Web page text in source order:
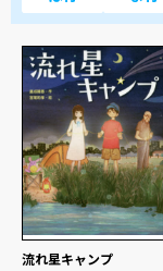
流れ星キャンプ